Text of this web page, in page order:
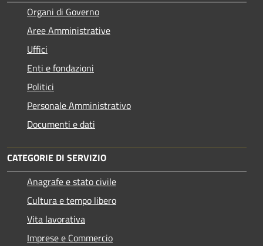
Organi di Governo
Aree Amministrative
Uffici
Enti e fondazioni
Politici
Personale Amministrativo
Documenti e dati
CATEGORIE DI SERVIZIO
Anagrafe e stato civile
Cultura e tempo libero
Vita lavorativa
Imprese e Commercio